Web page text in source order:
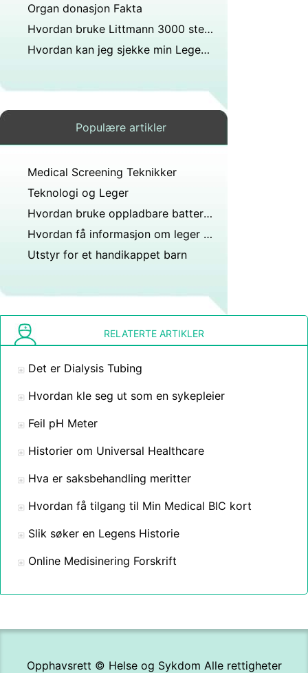
Organ donasjon Fakta
Hvordan bruke Littmann 3000 stetoskop
Hvordan kan jeg sjekke min Legens Evne &Referanser
Populære artikler
Medical Screening Teknikker
Teknologi og Leger
Hvordan bruke oppladbare batterier i fjern - Telemetri Patient Monitoring
Hvordan få informasjon om leger som har blitt saksøkt
Utstyr for et handikappet barn
RELATERTE ARTIKLER
Det er Dialysis Tubing
Hvordan kle seg ut som en sykepleier
Feil pH Meter
Historier om Universal Healthcare
Hva er saksbehandling meritter
Hvordan få tilgang til Min Medical BIC kort
Slik søker en Legens Historie
Online Medisinering Forskrift
Opphavsrett © Helse og Sykdom Alle rettigheter